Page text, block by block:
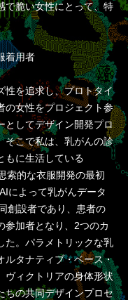
で脆い女性にとって、特
着用者
性を追求し、プロトタイ
の女性をプロジェクト参
としてデザイン開発プロ
そこで私は、乳がんの診
もに生活している
索的な衣服開発の最初
によって乳がんデータ
創設者であり、患者の
参加者となり、2つのカ
た。パラメトリックな乳
ルタナティブ・ベース・
ヴィクトリアの身体形状
ちの共同デザインプロセ